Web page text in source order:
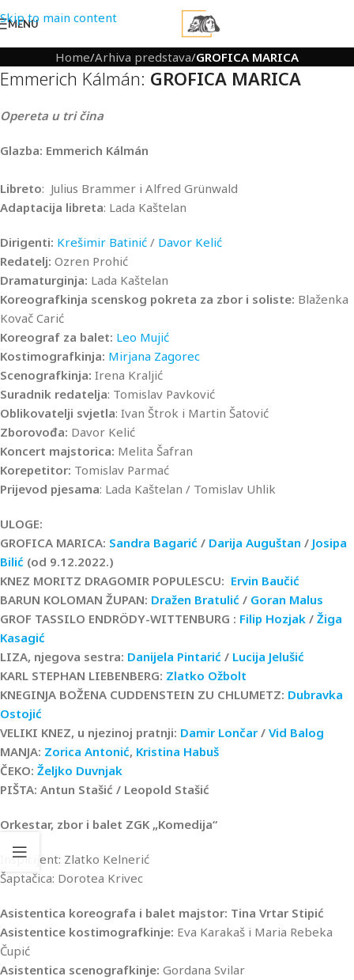
Skip to main content
MENU
Home/Arhiva predstava/GROFICA MARICA
Emmerich Kálmán: GROFICA MARICA
Opereta u tri čina
Glazba: Emmerich Kálmán
Libreto: Julius Brammer i Alfred Grünwald
Adaptacija libreta: Lada Kaštelan
Dirigenti: Krešimir Batinić / Davor Kelić
Redatelj: Ozren Prohić
Dramaturginja: Lada Kaštelan
Koreografkinja scenskog pokreta za zbor i soliste: Blaženka
Kovač Carić
Koreograf za balet: Leo Mujić
Kostimografkinja: Mirjana Zagorec
Scenografkinja: Irena Kraljić
Suradnik redatelja: Tomislav Pavković
Oblikovatelji svjetla: Ivan Štrok i Martin Šatović
Zborovođa: Davor Kelić
Koncert majstorica: Melita Šafran
Korepetitor: Tomislav Parmać
Prijevod pjesama: Lada Kaštelan / Tomislav Uhlik
ULOGE:
GROFICA MARICA: Sandra Bagarić / Darija Auguštan / Josipa
Bilić (od 9.12.2022.)
KNEZ MORITZ DRAGOMIR POPULESCU: Ervin Baučić
BARUN KOLOMAN ŽUPAN: Dražen Bratulić / Goran Malus
GROF TASSILO ENDRÖDY-WITTENBURG : Filip Hozjak / Žiga
Kasagić
LIZA, njegova sestra: Danijela Pintarić / Lucija Jelušić
KARL STEPHAN LIEBENBERG: Zlatko Ožbolt
KNEGINJA BOŽENA CUDDENSTEIN ZU CHLUMETZ: Dubravka
Ostojić
VELIKI KNEZ, u njezinoj pratnji: Damir Lončar/ Vid Balog
MANJA: Zorica Antonić, Kristina Habuš
ČEKO: Željko Duvnjak
PIŠTA: Antun Stašić / Leopold Stašić
Orkestar, zbor i balet ZGK „Komedija“
Inspicijent: Zlatko Kelnerić
Šaptačica: Dorotea Krivec
Asistentica koreografa i balet majstor: Tina Vrtar Stipić
Asistentice kostimografkinje: Eva Karakaš i Maria Rebeka
Čupić
Asistentica scenografkinje: Gordana Svilar